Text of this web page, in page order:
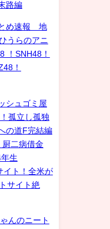
路編
め速報 地
うらのアニ
！SNH48！
！
シュゴミ屋
孤立し孤独
の道F完結編
厨二病借金
生
イト！全米が
サイト絶
んのニート